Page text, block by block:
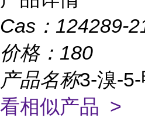
Cas： 124289-
价格： 180
产品名称3-溴-
看相似产品 >